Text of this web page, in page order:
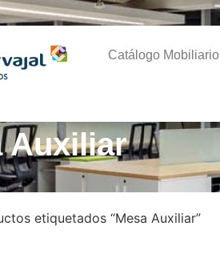
Catálogo Mobiliario
Auxiliar
etiquetados “Mesa Auxiliar”